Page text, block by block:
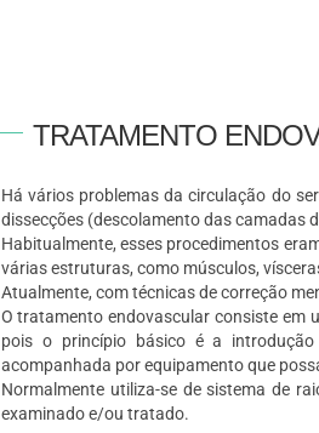
TRATAMENTO
Há vários problemas da circulação do
dissecções (descolamento das camadas
Habitualmente, esses procedimentos
várias estruturas, como músculos,
Atualmente, com técnicas de correção
O tratamento endovascular consiste em
pois o princípio básico é a
acompanhada por equipamento que
Normalmente utiliza-se de sistema de
examinado e/ou tratado.